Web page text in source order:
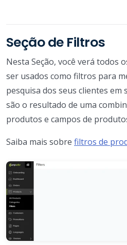
Seção de Filtros
Nesta Seção, você verá todos
ser usados como filtros para
pesquisa dos seus clientes em
são o resultado de uma
produtos e campos de
Saiba mais sobre filtros de